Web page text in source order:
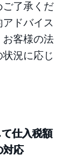
ご了承くだ
ドバイス
お客様の法
況に応じ
仕入税額
対応